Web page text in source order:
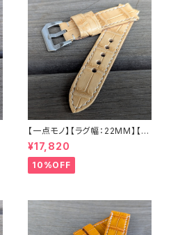
【一点モノ】【ラグ幅：22MM】【ス
トレート型】【2P-ALWHEAT22
-1】アリゲーター 腹ワニ テイル
ウィート/ベージュ 国産なめしの
本革 下地 ヌメ革ナチュラル ハ
¥17,820
10%OFF